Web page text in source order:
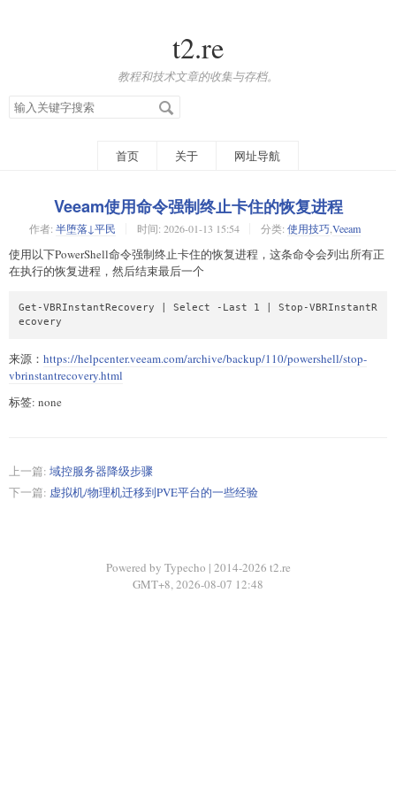
t2.re
教程和技术文章的收集与存档。
搜
索
首页 关于 网址导航
Veeam使用命令强制终止卡住的恢复进程
作者: 半堕落↓平民 时间: 2026-01-13 15:54 分类: 使用技巧,Veeam
使用以下PowerShell命令强制终止卡住的恢复进程，这条命令会列出所有正
在执行的恢复进程，然后结束最后一个
Get-VBRInstantRecovery | Select -Last 1 | Stop-VBRInstantR
ecovery
来源： https://helpcenter.veeam.com/archive/backup/110/powershell/stop-
vbrinstantrecovery.html
标签: none
上一篇: 域控服务器降级步骤
下一篇: 虚拟机/物理机迁移到PVE平台的一些经验
Powered by Typecho | 2014-2026 t2.re
GMT+8, 2026-08-07 12:48